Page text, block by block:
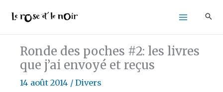
contenu
Ronde des poches #2: les livres
que j’ai envoyé et reçus
14 août 2014 /Divers